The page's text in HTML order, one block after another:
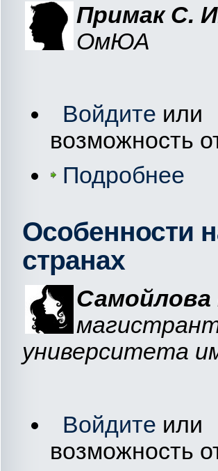
Примак С.
ОмЮА
Войдите или
возможность
Подробнее
Особенности
странах
Самойлова
магистрант
университета
Войдите или
возможность